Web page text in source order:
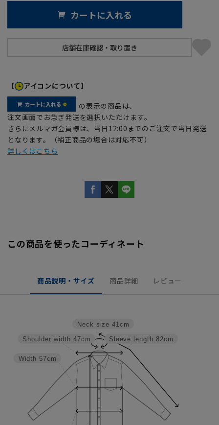
カートに入れる
【 アイコンについて】
の表示の商品は、
注文画面でお急ぎ発送を選択いただけます。
さらにメルマガ会員様は、当日12:00までのご注文で当日発送
となります。（補正商品の場合は対応不可）
詳しくはこちら
この商品を使ったコーディネート
商品説明・サイズ 商品詳細 レビュー
Sleeve length 82cm
Neck size 41cm
Width 57cm
Shoulder width 47cm